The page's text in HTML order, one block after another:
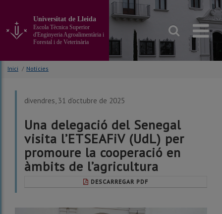
contingut
principal
pàgina
Universitat de Lleida
Escola Tècnica Superior
d'Enginyeria Agroalimentària i
Forestal i de Veterinària
Inici / Notícies
divendres, 31 d’octubre de 2025
Una delegació del Senegal
visita l’ETSEAFiV (UdL) per
promoure la cooperació en
àmbits de l’agricultura
DESCARREGAR PDF